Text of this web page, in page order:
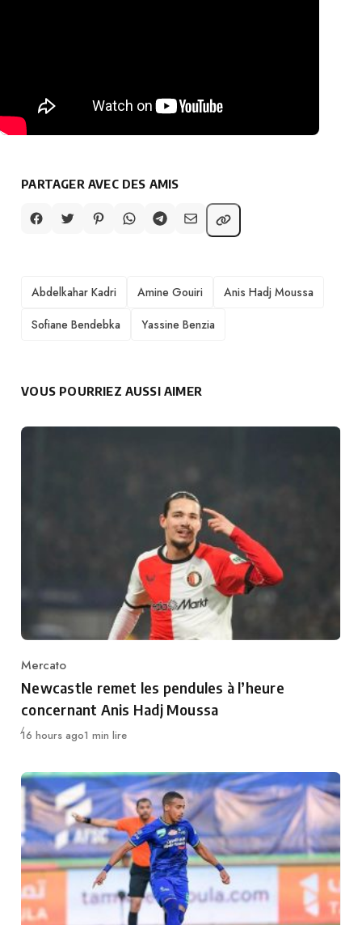
PARTAGER AVEC DES AMIS
TAGS
Abdelkahar Kadri Amine Gouiri
Anis Hadj Moussa
Sofiane Bendebka
Yassine Benzia
VOUS POURRIEZ AUSSI AIMER
Category
Mercato
Newcastle remet les pendules à l’heure
concernant Anis Hadj Moussa
Publié
16 hours ago1 min lire